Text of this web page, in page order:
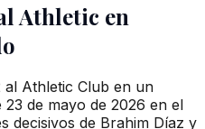
Athletic en
al Athletic Club en un
de mayo de 2026 en el
decisivos de Brahim Díaz y